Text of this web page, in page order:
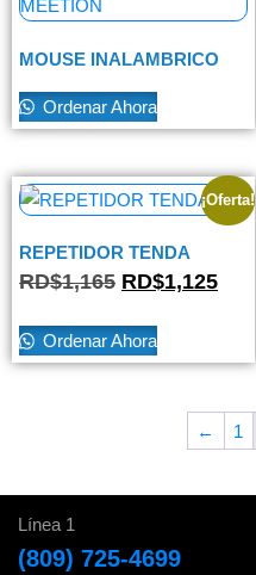
MOUSE INALAMBRICO
Ordenar Ahora
¡Oferta!
REPETIDOR TENDA
RD$1,165 RD$1,125
Ordenar Ahora
← 1
Línea 1
(809) 725-4699